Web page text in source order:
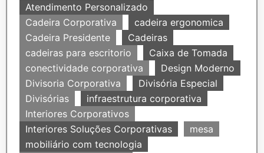
Atendimento Personalizado
Cadeira Corporativa
cadeira ergonomica
Cadeira Presidente
Cadeiras
cadeiras para escritorio
Caixa de Tomada
conectividade corporativa
Design Moderno
Divisoria Corporativa
Divisória Especial
Divisórias
infraestrutura corporativa
Interiores Corporativos
Interiores Soluções Corporativas
mesa
mobiliário com tecnologia